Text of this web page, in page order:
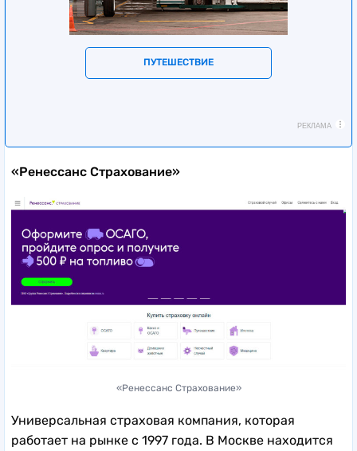
ПУТЕШЕСТВИЕ
РЕКЛАМА
«Ренессанс Страхование»
«Ренессанс Страхование»
Универсальная страховая компания, которая
работает на рынке с 1997 года. В Москве находится